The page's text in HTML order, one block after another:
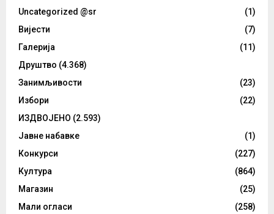
Uncategorized @sr
(1)
Вијести
(7)
Галерија
(11)
Друштво (4.368)
Занимљивости
(23)
Избори
(22)
ИЗДВОЈЕНО (2.593)
Јавне набавке
(1)
Конкурси
(227)
Култура
(864)
Магазин
(25)
Мали огласи
(258)